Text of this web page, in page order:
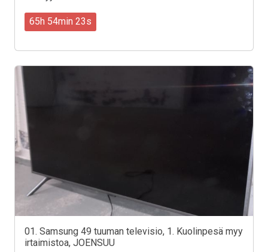
65h 54min 21s
01. Samsung 49 tuuman televisio, 1. Kuolinpesä myy
irtaimistoa, JOENSUU